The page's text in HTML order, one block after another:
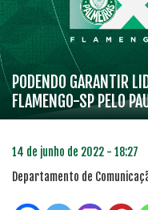
PODENDO GARANTIR
FLAMENGO-SP PELO
14 de junho de 2022 - 18:27
Departamento de